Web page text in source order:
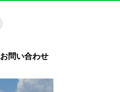
お問い合わせ